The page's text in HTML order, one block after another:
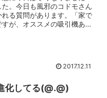
。今日も風邪のコドモさん
る質問があります。「家で
が、オススメの吸引機あり
2017.12.11
化してる(@.@)